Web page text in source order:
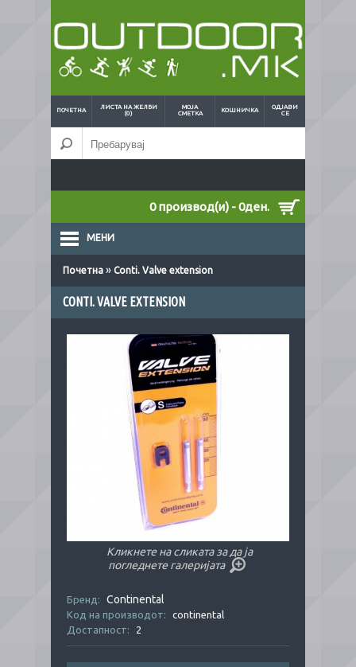
ПОЧЕТНА
ЛИСТА НА ЖЕЛБИ
(0)
МОЈА
СМЕТКА
КОШНИЧКА
ОДЈАВИ
СЕ
0 производ(и) - 0ден.
МЕНИ
Почетна » Conti. Valve extension
CONTI. VALVE EXTENSION
Кликнете на сликата за да ја
погледнете галеријата
Бренд: Continental
Код на производот:
continental
Достапност:
2